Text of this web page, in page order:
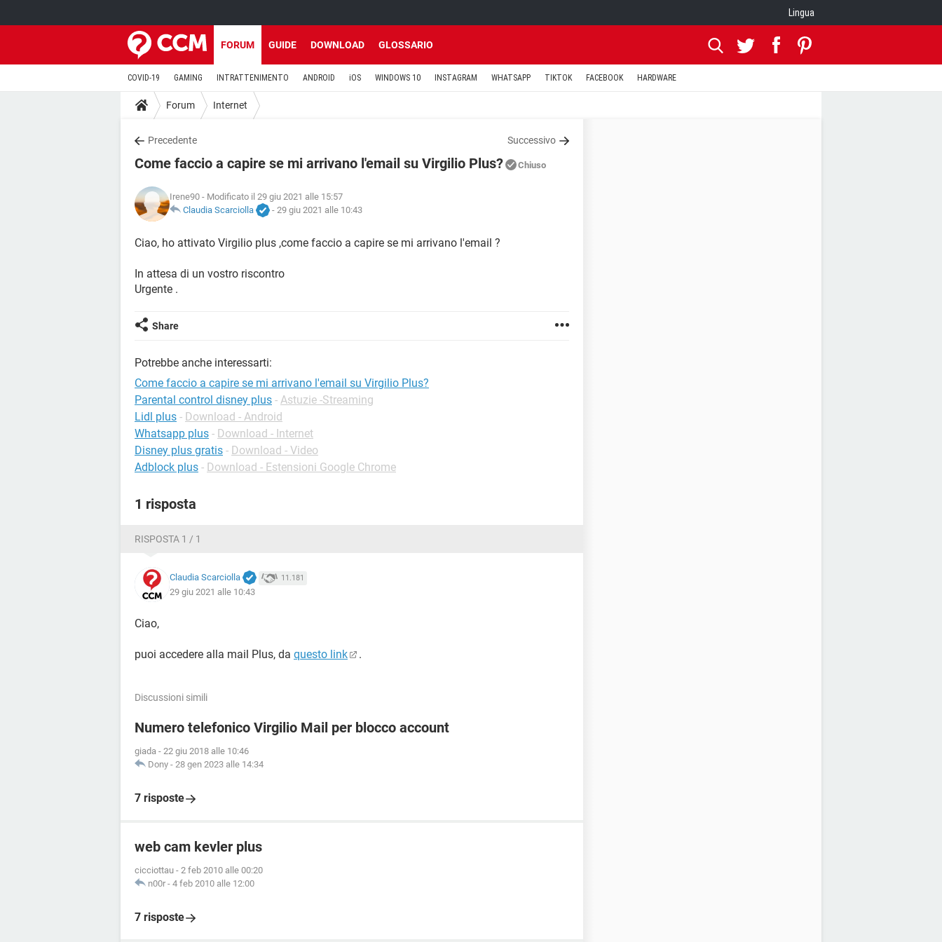
Lingua
FORUM GUIDE DOWNLOAD GLOSSARIO
COVID-19 GAMING INTRATTENIMENTO ANDROID iOS WINDOWS 10 INSTAGRAM WHATSAPP TIKTOK FACEBOOK HARDWARE
Forum Internet
Precedente Successivo
Come faccio a capire se mi arrivano l'email su Virgilio Plus? Chiuso
Irene90 - Modificato il 29 giu 2021 alle 15:57
Claudia Scarciolla
- 29 giu 2021 alle 10:43
Ciao, ho attivato Virgilio plus ,come faccio a capire se mi arrivano l'email ?
In attesa di un vostro riscontro
Urgente .
Share
Potrebbe anche interessarti:
Come faccio a capire se mi arrivano l'email su Virgilio Plus?
Parental control disney plus - Astuzie -Streaming
Lidl plus - Download - Android
Whatsapp plus - Download - Internet
Disney plus gratis - Download - Video
Adblock plus - Download - Estensioni Google Chrome
1 risposta
RISPOSTA 1 / 1
Claudia Scarciolla 11.181
29 giu 2021 alle 10:43
Ciao,
puoi accedere alla mail Plus, da questo link .
Discussioni simili
Numero telefonico Virgilio Mail per blocco account
giada - 22 giu 2018 alle 10:46
Dony - 28 gen 2023 alle 14:34
7 risposte
web cam kevler plus
cicciottau - 2 feb 2010 alle 00:20
n00r - 4 feb 2010 alle 12:00
7 risposte